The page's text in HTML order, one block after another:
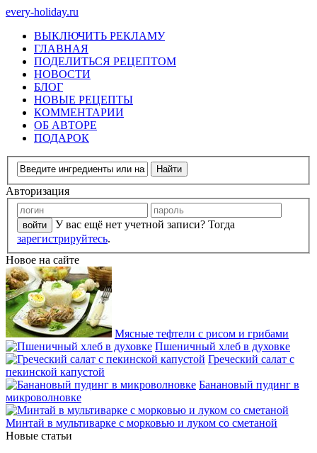
every-holiday.ru
ВЫКЛЮЧИТЬ РЕКЛАМУ
ГЛАВНАЯ
ПОДЕЛИТЬСЯ РЕЦЕПТОМ
НОВОСТИ
БЛОГ
НОВЫЕ РЕЦЕПТЫ
КОММЕНТАРИИ
ОБ АВТОРЕ
ПОДАРОК
Авторизация
У вас ещё нет учетной записи? Тогда
зарегистрируйтесь.
Новое на сайте
Мясные тефтели с рисом и грибами
Пшеничный хлеб в духовке
Греческий салат с
пекинской капустой
Банановый пудинг в
микроволновке
Минтай в мультиварке с морковью и луком со сметаной
Новые статьи